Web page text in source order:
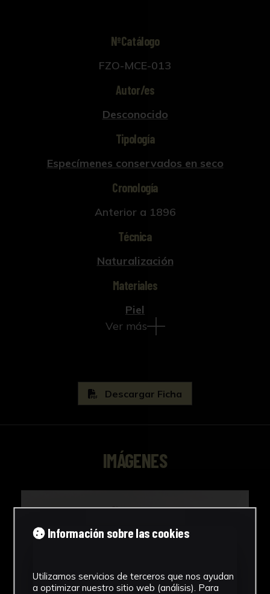
NºCatálogo
FZO-MCE-013
Autor/es
Desconocido
Tipología
Especímenes conservados en seco
Cronología
Anterior a 1896
Técnica
Naturalización
Materiales
Piel
Ver más
Descargar Ficha
IMÁGENES
Información sobre las cookies
Utilizamos servicios de terceros que nos ayudan
a optimizar nuestro sitio web (análisis). Para